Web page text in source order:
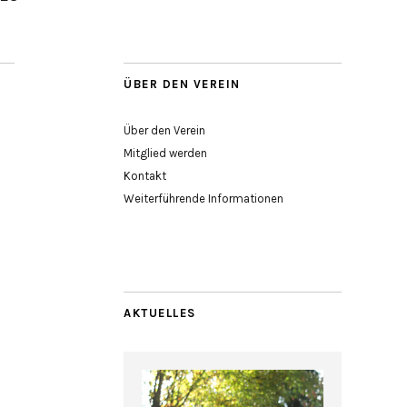
ÜBER DEN VEREIN
Über den Verein
Mitglied werden
Kontakt
Weiterführende Informationen
AKTUELLES